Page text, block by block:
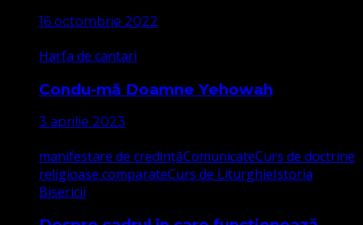
16 octombrie 2022
Harfa de cantari
Condu-mă Doamne Yehowah
3 aprilie 2023
manifestare de credințăComunicateCurs de doctrine
religioase comparateCurs de LiturghieIstoria
Bisericii